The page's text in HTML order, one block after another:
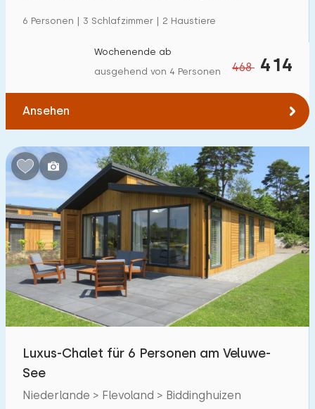
Villa 48
Tiny house 6
Hausboot 2
Kinderfreundlich
Kindermöbel 14
Eingezäunter Garten 18
Spielgeräte im Garten 5
Kinderanimation
6 Personen | 3 Schlafzimmer | 2 Haustiere
468 414
Wochenende ab
ausgehend von 4 Personen
Ansehen
Luxus-Chalet für 6 Personen am Veluwe-
See
Niederlande > Flevoland > Biddinghuizen